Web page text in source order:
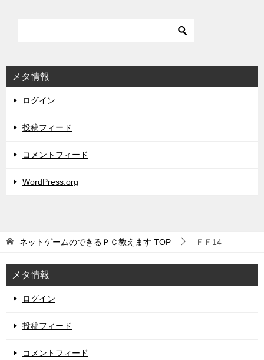
メタ情報
ログイン
投稿フィード
コメントフィード
WordPress.org
ネットゲームのできるＰＣ教えます TOP ＦＦ14
メタ情報
ログイン
投稿フィード
コメントフィード